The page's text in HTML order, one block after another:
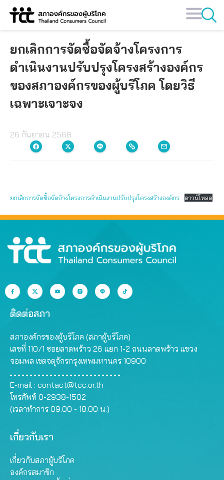
Skip
ยกเลิกการจัดซื้อจัดจ้างโครงการ
ดำเนินงานปรับปรุงโครงสร้างองค์กร
ของสภาองค์กรของผู้บริโภค โดยวิธี
เฉพาะเจาะจง
26 กันยายน 2568
ยกเลิกการจัดซื้อจัดจ้างโครงการดำเนินงานปรับปรุงโครงสร้างองค์กร ดาวน์โหลด
ติดต่อสภา
สภาองค์กรของผู้บริโภค (สภาผู้บริโภค)
เลขที่ 110/1 ซอยลาดพร้าว 26 แยก 1-2 ถนนลาดพร้าว แขวง
จอมพล เขตจตุจักรกรุงเทพมหานคร 10900
E-mail : contact@tcc.or.th
โทรศัพท์ 0-2938-1502
(เวลาทำการ 09.00 - 18.00 น.)
เกี่ยวกับเรา
เกี่ยวกับสภาผู้บริโภค
องค์กรสมาชิก